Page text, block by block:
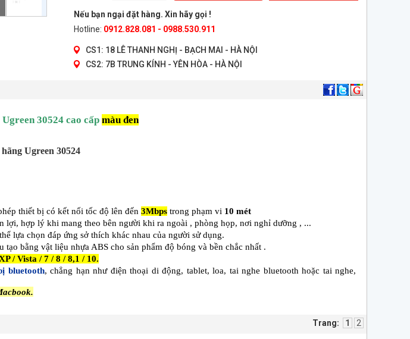
Nếu bạn ngại đặt hàng. Xin hãy gọi !
Hotline: 0912.828.081 - 0988.530.911
CS1: 18 LÊ THANH NGHỊ - BẠCH MAI - HÀ NỘI
CS2: 7B TRUNG KÍNH - YÊN HÒA - HÀ NỘI
30524 cao cấp màu đen
Ugreen 30524
thiết bị có kết nối tốc độ lên đến 3Mbps trong phạm vi 10 mét
lợi, hợp lý khi mang theo bên người khi ra ngoài , phòng họp, nơi nghỉ dưỡng , ...
lựa chọn đáp ứng sở thích khác nhau của người sử dụng.
tạo bằng vật liệu nhựa ABS cho sản phẩm độ bóng và bền chắc nhất .
/ Vista / 7 / 8 / 8,1 / 10.
bluetooth, chẳng hạn như điện thoại di động, tablet, loa, tai nghe bluetooth hoặc tai nghe,
Trang: 1 2